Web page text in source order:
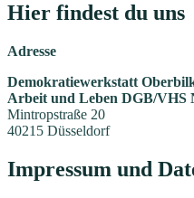
Hier findest du uns
Adresse
Demokratiewerkstatt
Arbeit und Leben DGB/VHS
Mintropstraße 20
40215 Düsseldorf
Impressum und